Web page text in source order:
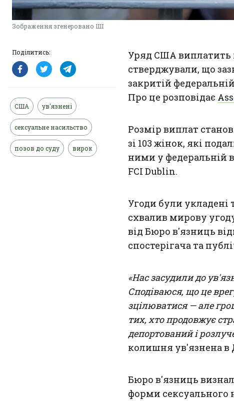
Зображення згенеровано ШІ
Поділитись:
США ув'язнені
сексуальне насильство
позов до суду вирок
Уряд США виплатить
стверджували, що
закритій
Про це розповідає
Розмір виплат
зі 103 жінок, які
ними у федеральній
FCI Dublin.
Угоди були
схвалив мирову
від Бюро в'язниць
спостерігача та
«Нас засудили до
Сподіваюся, що це
зцілюватися — але
тих, хто продовжує
депортований і
колишня ув'язнена в
Бюро в'язниць
форми сексуального